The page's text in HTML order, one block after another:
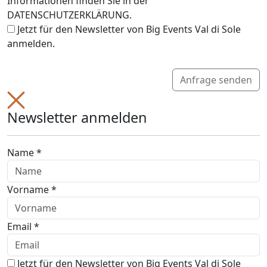
DATENSCHUTZERKLÄRUNG.
Jetzt für den Newsletter von Big Events Val di Sole
anmelden.
Anfrage senden
Newsletter anmelden
Name *
Vorname *
Email *
Jetzt für den Newsletter von Big Events Val di Sole